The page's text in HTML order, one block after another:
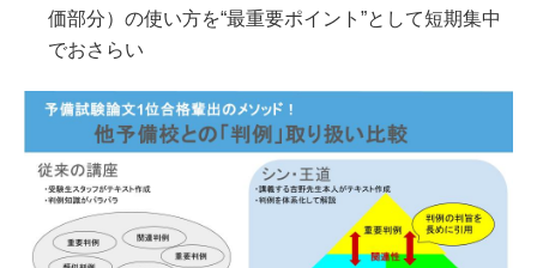
価部分）の使い方を“最重要ポイント”として短期集中
でおさらい